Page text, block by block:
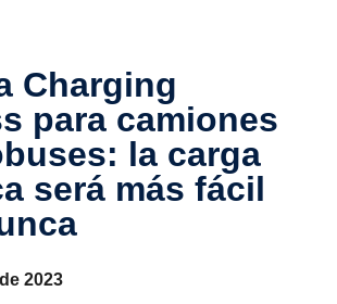
para camiones
la carga
será más fácil
2023